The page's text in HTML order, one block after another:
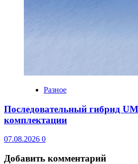
Разное
Последовательный гибрид
комплектации
07.08.2026 0
Добавить комментарий